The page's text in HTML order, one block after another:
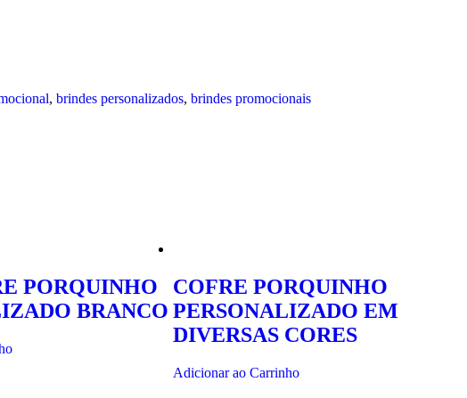
, brindes personalizados, brindes promocionais
PORQUINHO
BRANCO
COFRE PORQUINHO
PERSONALIZADO EM
DIVERSAS CORES
Adicionar ao Carrinho